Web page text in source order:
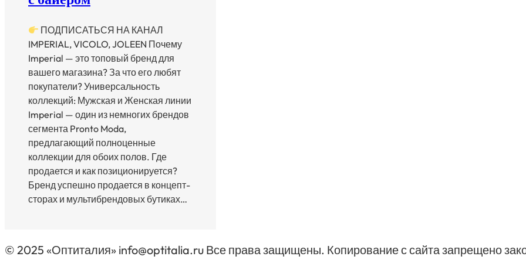
ПОДПИСАТЬСЯ НА КАНАЛ
IMPERIAL, VICOLO, JOLEEN Почему
Imperial — это топовый бренд для
вашего магазина? За что его любят
покупатели? Универсальность
коллекций: Мужская и Женская линии
Imperial — один из немногих брендов
сегмента Pronto Moda,
предлагающий полноценные
коллекции для обоих полов. Где
продается и как позиционируется?
Бренд успешно продается в концепт-
сторах и мультибрендовых бутиках…
© 2025 «Оптиталия» info@optitalia.ru Все права защищены. Копирование с сайта запрещено